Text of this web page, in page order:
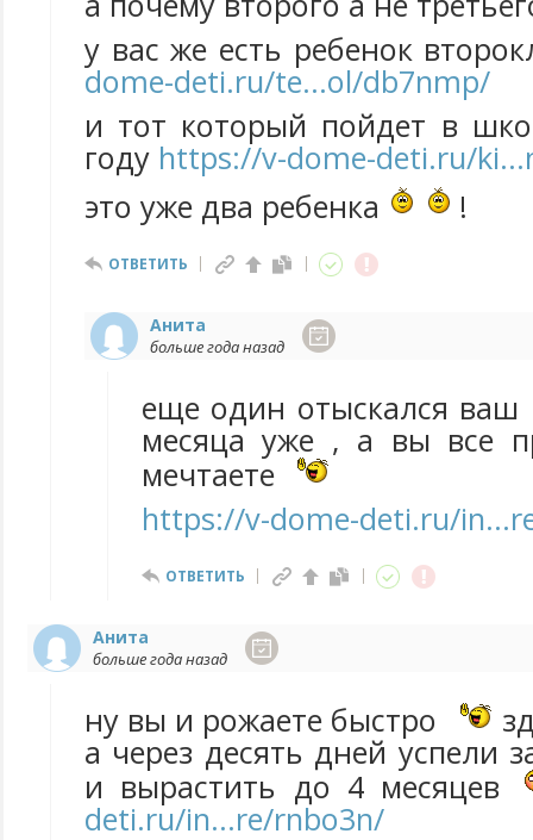
у вас же есть ребенок
dome-deti.ru/te...ol/db7nmp/
и тот который пойдет в
году https://v-dome-deti.ru/
это уже два ребенка
!
ОТВЕТИТЬ
Анита
больше года назад
еще один отыскался ваш
месяца уже , а вы все
мечтаете
https://v-dome-deti.ru/
ОТВЕТИТЬ
Анита
больше года назад
ну вы и рожаете быстро
а через десять дней успели
и вырастить до 4 месяцев
deti.ru/in...re/rnbo3n/